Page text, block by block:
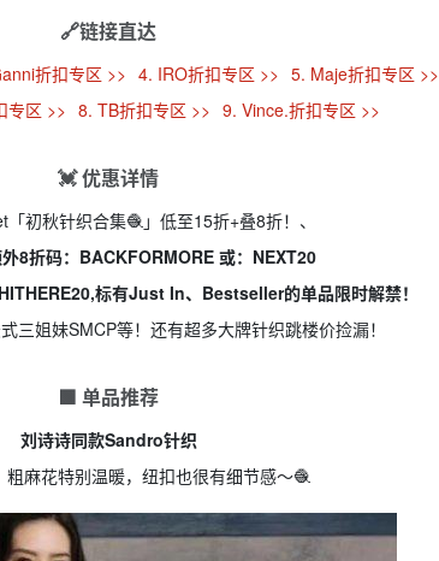
🔗链接直达
折扣专区 >> 4. IRO折扣专区 >> 5. Maje折扣专区 >>
专区 >> 8. TB折扣专区 >> 9. Vince.折扣专区 >>
💓 优惠详情
初秋针织合集🧶」低至15折+叠8折！、
8折码：BACKFORMORE 或：NEXT20
标有Just In、Bestseller的单品限时解禁！
三姐妹SMCP等！还有超多大牌针织跳楼价捡漏！
🟩 单品推荐
刘诗诗同款Sandro针织
粗麻花特别温暖，纽扣也很有细节感～🧶